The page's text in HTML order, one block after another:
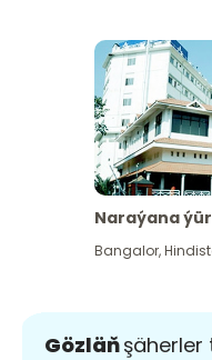
Naraýana
Bangalor,
Gözläň